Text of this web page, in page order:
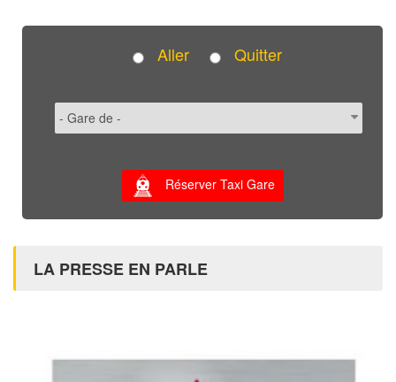
Aller Quitter
Réserver Taxi Gare
LA PRESSE EN PARLE